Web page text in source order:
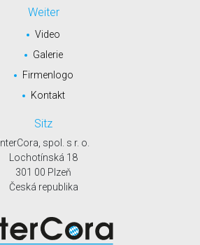
Weiter
Video
Galerie
Firmenlogo
Kontakt
Sitz
InterCora, spol. s r. o.
Lochotínská 18
301 00 Plzeň
Česká republika